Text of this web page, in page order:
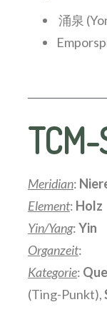
涌泉
Meridian:
Element: Holz
Yin/Yang:Yin
Organzeit:
Kategorie:
(Ting-Punkt),